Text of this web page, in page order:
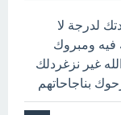
لدرجة لا
فيه ومبروك
غير نزغردلك
بناجاحاتهم